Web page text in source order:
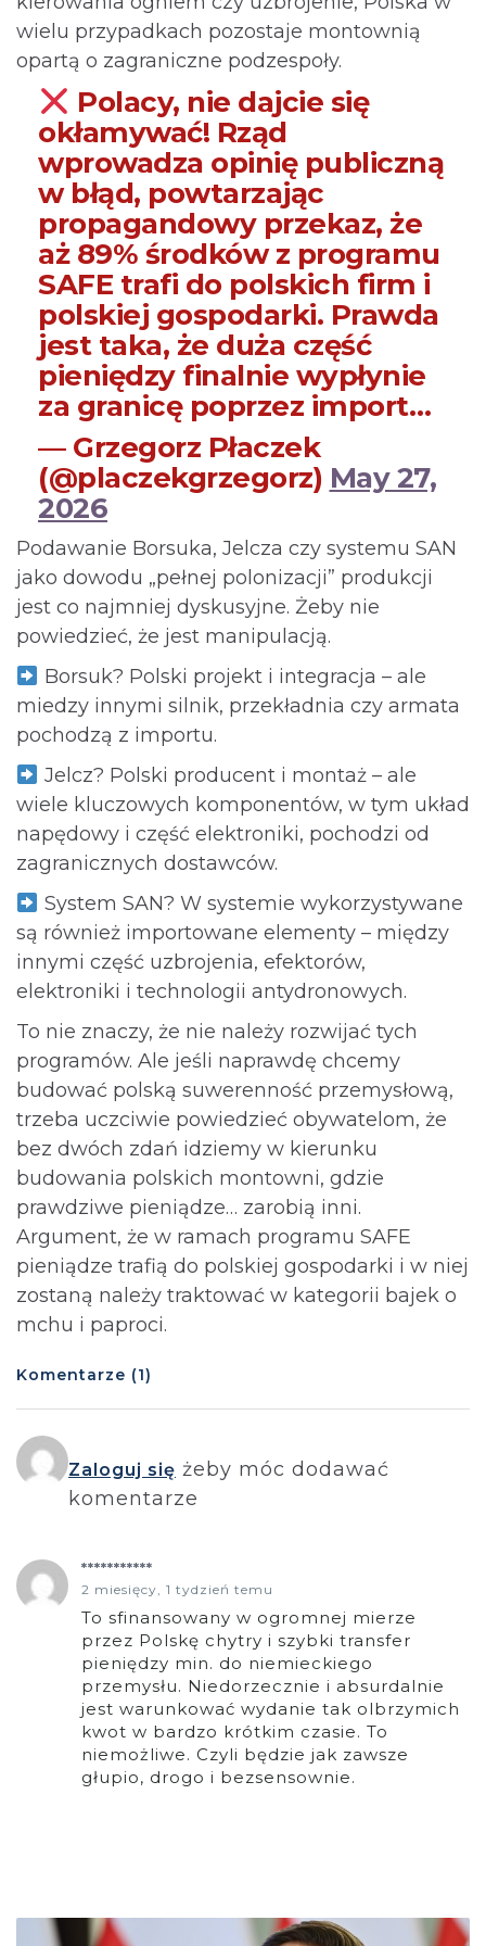
wielu przypadkach pozostaje montownią
opartą o zagraniczne podzespoły.
Polacy, nie dajcie się
okłamywać! Rząd
wprowadza opinię publiczną
w błąd, powtarzając
propagandowy przekaz, że
aż 89% środków z programu
SAFE trafi do polskich firm i
polskiej gospodarki. Prawda
jest taka, że duża część
pieniędzy finalnie wypłynie
za granicę poprzez import…
— Grzegorz Płaczek
(@placzekgrzegorz) May 27,
2026
Podawanie Borsuka, Jelcza czy systemu SAN
jako dowodu „pełnej polonizacji” produkcji
jest co najmniej dyskusyjne. Żeby nie
powiedzieć, że jest manipulacją.
Borsuk? Polski projekt i integracja – ale
miedzy innymi silnik, przekładnia czy armata
pochodzą z importu.
Jelcz? Polski producent i montaż – ale
wiele kluczowych komponentów, w tym układ
napędowy i część elektroniki, pochodzi od
zagranicznych dostawców.
System SAN? W systemie wykorzystywane
są również importowane elementy – między
innymi część uzbrojenia, efektorów,
elektroniki i technologii antydronowych.
To nie znaczy, że nie należy rozwijać tych
programów. Ale jeśli naprawdę chcemy
budować polską suwerenność przemysłową,
trzeba uczciwie powiedzieć obywatelom, że
bez dwóch zdań idziemy w kierunku
budowania polskich montowni, gdzie
prawdziwe pieniądze… zarobią inni.
Argument, że w ramach programu SAFE
pieniądze trafią do polskiej gospodarki i w niej
zostaną należy traktować w kategorii bajek o
mchu i paproci.
Komentarze (1)
Zaloguj się żeby móc dodawać
komentarze
***********
2 miesięcy, 1 tydzień temu
To sfinansowany w ogromnej mierze
przez Polskę chytry i szybki transfer
pieniędzy min. do niemieckiego
przemysłu. Niedorzecznie i absurdalnie
jest warunkować wydanie tak olbrzymich
kwot w bardzo krótkim czasie. To
niemożliwe. Czyli będzie jak zawsze
głupio, drogo i bezsensownie.